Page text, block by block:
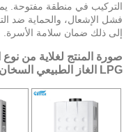
التركيب في منطقة مفتوحة.
فشل الإشعال، والحماية ضد
إلى ذلك ضمان سلامة الأسرة.
صورة المنتج لغلاية من
LPG الغاز الطبيعي السخان للاستحمام